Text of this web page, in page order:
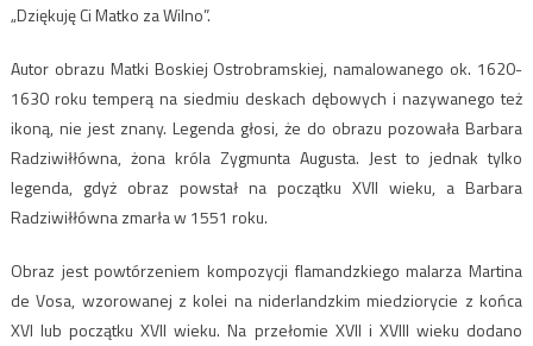
„Dziękuję Ci Matko za Wilno”.
Autor obrazu Matki Boskiej Ostrobramskiej, namalowanego ok. 1620-
1630 roku temperą na siedmiu deskach dębowych i nazywanego też
ikoną, nie jest znany. Legenda głosi, że do obrazu pozowała Barbara
Radziwiłłówna, żona króla Zygmunta Augusta. Jest to jednak tylko
legenda, gdyż obraz powstał na początku XVII wieku, a Barbara
Radziwiłłówna zmarła w 1551 roku.
Obraz jest powtórzeniem kompozycji flamandzkiego malarza Martina
de Vosa, wzorowanej z kolei na niderlandzkim miedziorycie z końca
XVI lub początku XVII wieku. Na przełomie XVII i XVIII wieku dodano